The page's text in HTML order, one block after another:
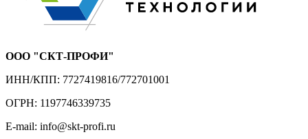
ООО "СКТ-ПРОФИ"
ИНН/КПП: 7727419816/772701001
ОГРН: 1197746339735
E-mail: info@skt-profi.ru